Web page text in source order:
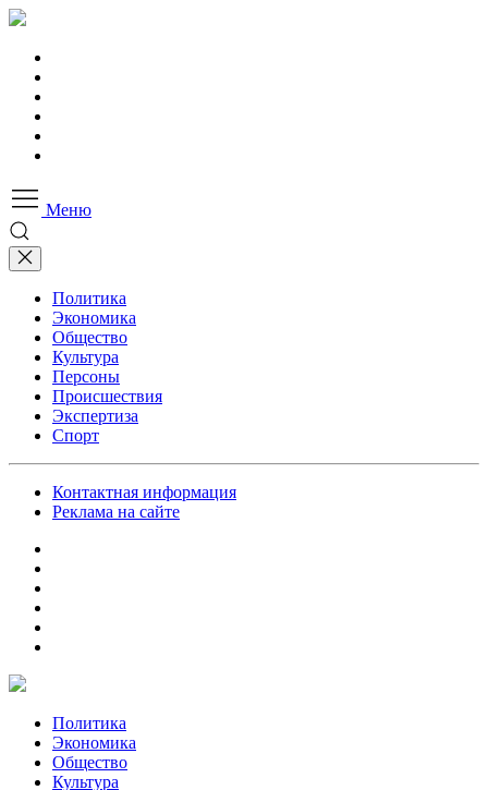
Меню
Политика
Экономика
Общество
Культура
Персоны
Происшествия
Экспертиза
Спорт
Контактная информация
Реклама на сайте
Политика
Экономика
Общество
Культура